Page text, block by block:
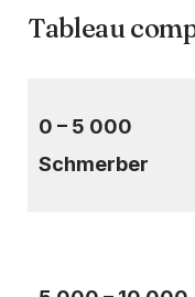
Tableau
0 – 5 000
Schmerber